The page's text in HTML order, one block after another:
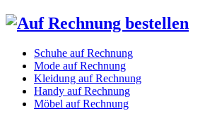
Schuhe auf Rechnung
Mode auf Rechnung
Kleidung auf Rechnung
Handy auf Rechnung
Möbel auf Rechnung